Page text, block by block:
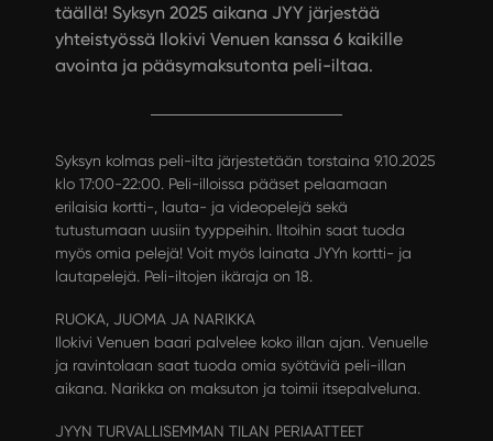
täällä! Syksyn 2025 aikana JYY järjestää
yhteistyössä Ilokivi Venuen kanssa 6 kaikille
avointa ja pääsymaksutonta peli-iltaa.
Syksyn kolmas peli-ilta järjestetään torstaina 9.10.2025
klo 17:00-22:00. Peli-illoissa pääset pelaamaan
erilaisia kortti-, lauta- ja videopelejä sekä
tutustumaan uusiin tyyppeihin. Iltoihin saat tuoda
myös omia pelejä! Voit myös lainata JYYn kortti- ja
lautapelejä. Peli-iltojen ikäraja on 18.
RUOKA, JUOMA JA NARIKKA
Ilokivi Venuen baari palvelee koko illan ajan. Venuelle
ja ravintolaan saat tuoda omia syötäviä peli-illan
aikana. Narikka on maksuton ja toimii itsepalveluna.
JYYN TURVALLISEMMAN TILAN PERIAATTEET